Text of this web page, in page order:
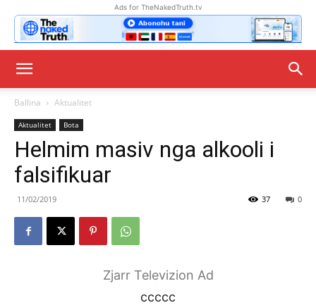
Ads for TheNakedTruth.tv
Ballina Aktualitet
Aktualitet Bota
Helmim masiv nga alkooli i
falsifikuar
11/02/2019 0
37
Zjarr Televizion Ad
ccccc